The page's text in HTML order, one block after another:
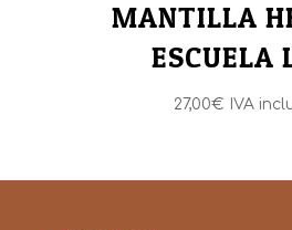
MANTILLA
ESCUELA
27,00€ IVA